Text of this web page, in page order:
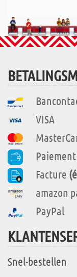
VISA
Facture
amazon
PayPal
Snel-bestellen